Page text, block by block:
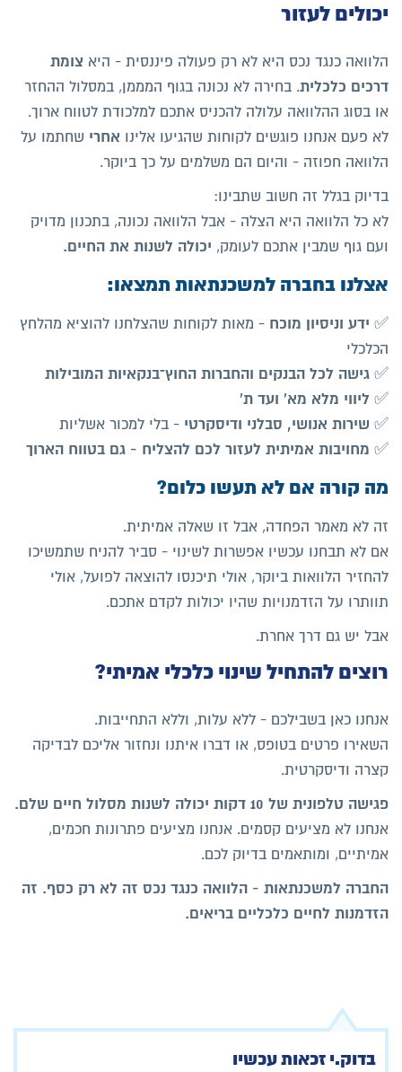
יכולים לעזור
הלוואה כנגד נכס היא לא רק פעולה פיננסית - היא צומת
דרכים כלכלית. בחירה לא נכונה בגוף המממן, במסלול ההחזר
או בסוג ההלוואה עלולה להכניס אתכם למלכודת לטווח ארוך.
לא פעם אנחנו פוגשים לקוחות שהגיעו אלינו אחרי שחתמו על
הלוואה חפוזה - והיום הם משלמים על כך ביוקר.
בדיוק בגלל זה חשוב שתבינו:
לא כל הלוואה היא הצלה - אבל הלוואה נכונה, בתכנון מדויק
ועם גוף שמבין אתכם לעומק, יכולה לשנות את החיים.
אצלנו בחברה למשכנתאות תמצאו:
✅ ידע וניסיון מוכח - מאות לקוחות שהצלחנו להוציא מהלחץ
הכלכלי
✅ גישה לכל הבנקים והחברות החוץ־בנקאיות המובילות
✅ ליווי מלא מא' ועד ת'
✅ שירות אנושי, סבלני ודיסקרטי - בלי למכור אשליות
✅ מחויבות אמיתית לעזור לכם להצליח - גם בטווח הארוך
מה קורה אם לא תעשו כלום?
זה לא מאמר הפחדה, אבל זו שאלה אמיתית.
אם לא תבחנו עכשיו אפשרות לשינוי - סביר להניח שתמשיכו
להחזיר הלוואות ביוקר, אולי תיכנסו להוצאה לפועל, אולי
תוותרו על הזדמנויות שהיו יכולות לקדם אתכם.
אבל יש גם דרך אחרת.
רוצים להתחיל שינוי כלכלי אמיתי?
אנחנו כאן בשבילכם - ללא עלות, וללא התחייבות.
השאירו פרטים בטופס, או דברו איתנו ונחזור אליכם לבדיקה
קצרה ודיסקרטית.
פגישה טלפונית של 10 דקות יכולה לשנות מסלול חיים שלם.
אנחנו לא מציעים קסמים. אנחנו מציעים פתרונות חכמים,
אמיתיים, ומותאמים בדיוק לכם.
החברה למשכנתאות - הלוואה כנגד נכס זה לא רק כסף. זה
הזדמנות לחיים כלכליים בריאים.
בדוק.י זכאות עכשיו